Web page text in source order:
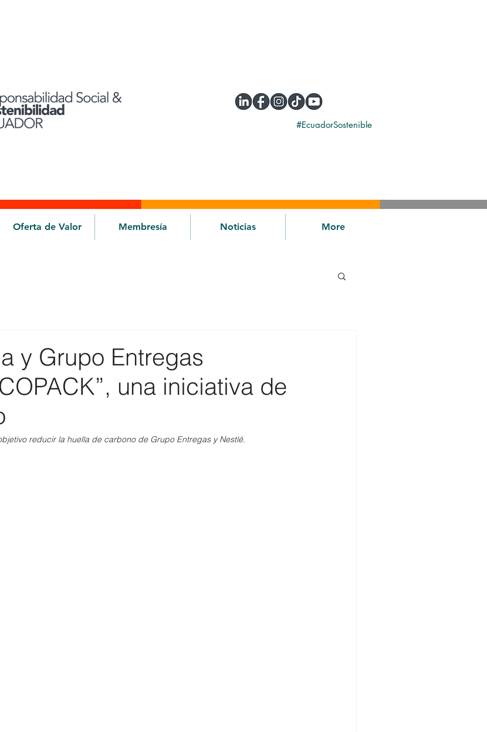
#EcuadorSostenible
Oferta de Valor Membresía Noticias More
y Grupo Entregas
una iniciativa de
reducir la huella de carbono de Grupo Entregas y Nestlé.